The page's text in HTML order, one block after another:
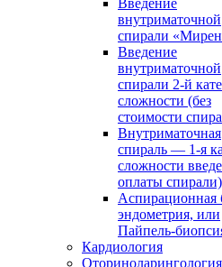
Введение
внутриматочной
спирали
Введение
внутриматочной
спирали 2-й
сложности (без
стоимости
Внутриматочная
спираль — 1-я
сложности
оплаты спирали)
Аспирационная
эндометрия, или
Пайпель-
Кардиология